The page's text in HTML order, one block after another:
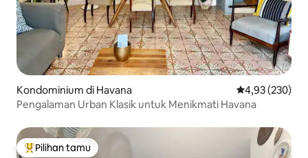
Kondominium di Havana Nilai rata-rata
4,93 (230)
Pengalaman Urban Klasik untuk Menikmati Havana
Pilihan tamu terpopuler
Pilihan tamu